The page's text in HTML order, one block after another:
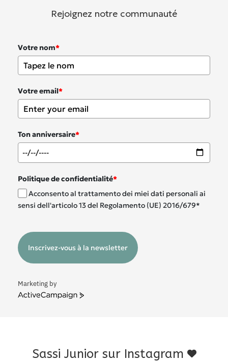
Rejoignez notre communauté
Votre nom*
Votre email*
Ton anniversaire*
Politique de confidentialité*
Acconsento al trattamento dei miei dati personali ai
sensi dell'articolo 13 del Regolamento (UE) 2016/679*
Inscrivez-vous à la newsletter
Marketing by
ActiveCampaign
Sassi Junior sur Instagram